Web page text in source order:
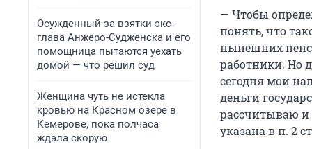
Осужденный за взятки экс-
глава Анжеро-Судженска и его
помощница пытаются уехать
домой — что решил суд
Женщина чуть не истекла
кровью на Красном озере в
Кемерове, пока полчаса
ждала скорую
— Чтобы
понять, что
нынешних
работники. Но
сегодня мои
деньги
рассчитываю и
указана в п. 2